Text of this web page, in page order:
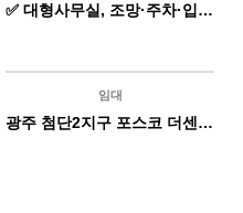
✅ 대형사무실, 조망·주차·입지 3박자 완벽! 첨단 지식산업센터 코너실
임대
광주 첨단2지구 포스코 더센텀하이테크 지식산업센터